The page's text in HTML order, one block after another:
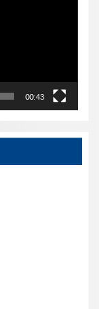
00:43